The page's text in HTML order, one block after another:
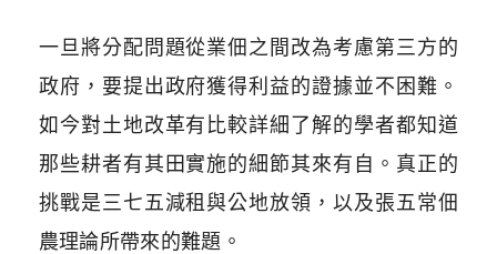
一旦將分配問題從業佃之間改為考慮第三方的
政府，要提出政府獲得利益的證據並不困難。
如今對土地改革有比較詳細了解的學者都知道
那些耕者有其田實施的細節其來有自。真正的
挑戰是三七五減租與公地放領，以及張五常佃
農理論所帶來的難題。